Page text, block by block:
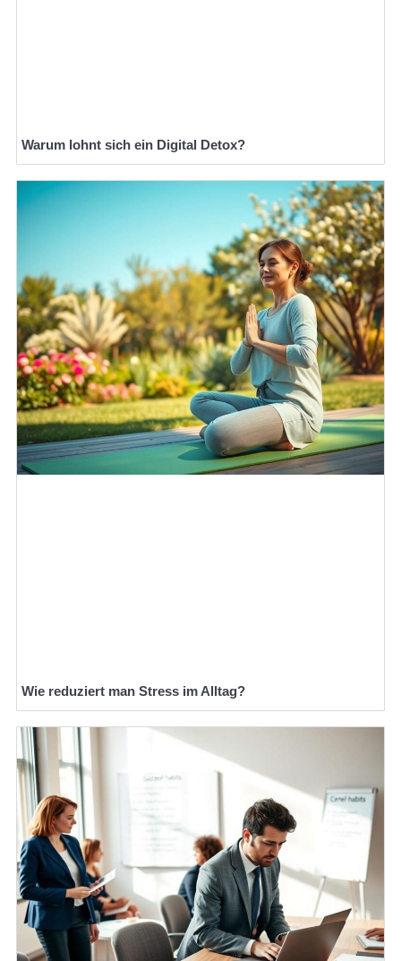
Warum lohnt sich ein Digital Detox?
Wie reduziert man Stress im Alltag?